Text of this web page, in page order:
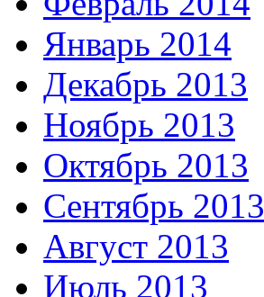
Январь 2014
Декабрь 2013
Ноябрь 2013
Октябрь 2013
Сентябрь 2013
Август 2013
Июль 2013